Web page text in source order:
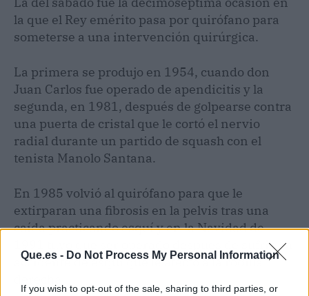
Que.es - Do Not Process My Personal Information
If you wish to opt-out of the sale, sharing to third parties, or
la que el Rey emérito pasa por quirófano para
someterse a una intervención quirúrgica.
La primera se produjo en 1954, cuando don
Juan Carlos fue operado de apendicitis y la
segunda, en 1981, después de golpearse contra
una puerta de cristal que le cortó el nervio
radial durante un partido de squash con el
tenista Manolo Santana.
En 1985 volvió al quirófano para que le
extirparan una fibrosis en la pelvis tras una
caída practicando esquí y en la Navidad de
1991 tuvo que ser operado después de sufrir un
accidente de esquí que le afectó a la rodilla